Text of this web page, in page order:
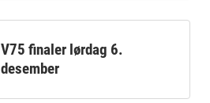
V75 finaler lørdag 6.
desember